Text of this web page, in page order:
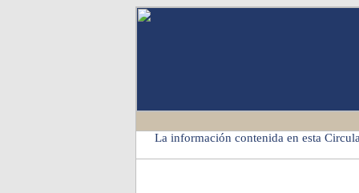
La información contenida en esta